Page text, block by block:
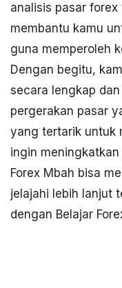
analisis pasar
membantu kamu
guna memperoleh
Dengan begitu,
secara lengkap
pergerakan pasar
yang tertarik untuk
ingin
Forex Mbah bisa
jelajahi lebih lanjut
dengan Belajar